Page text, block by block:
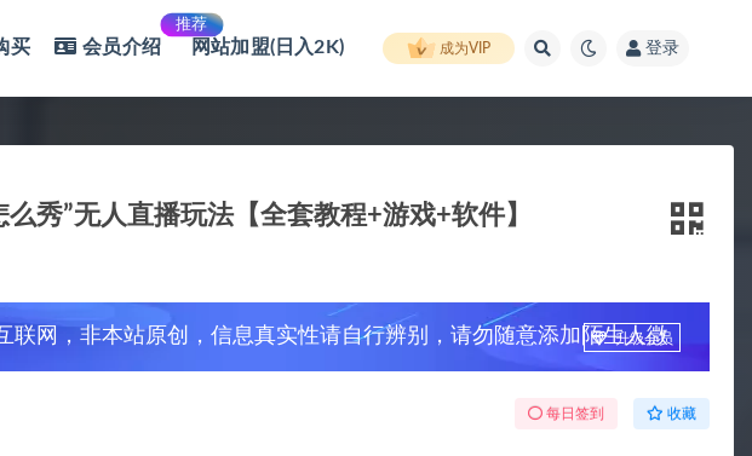
买 会员介绍
推荐
网站加盟(日入2K) 成为VIP 登录
秀”无人直播玩法【全套教程+游戏+软件】
联网，非本站原创，信息真实性请自行辨别，请勿随意添加陌生人微
升级会员
每日签到 收藏